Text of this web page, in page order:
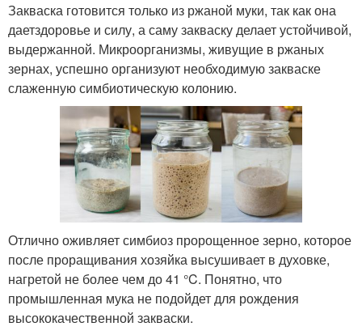
Закваска готовится только из ржаной муки, так как она
даетздоровье и силу, а саму закваску делает устойчивой,
выдержанной. Микроорганизмы, живущие в ржаных
зернах, успешно организуют необходимую закваске
слаженную симбиотическую колонию.
Отлично оживляет симбиоз пророщенное зерно, которое
после проращивания хозяйка высушивает в духовке,
нагретой не более чем до 41 °C. Понятно, что
промышленная мука не подойдет для рождения
высококачественной закваски.